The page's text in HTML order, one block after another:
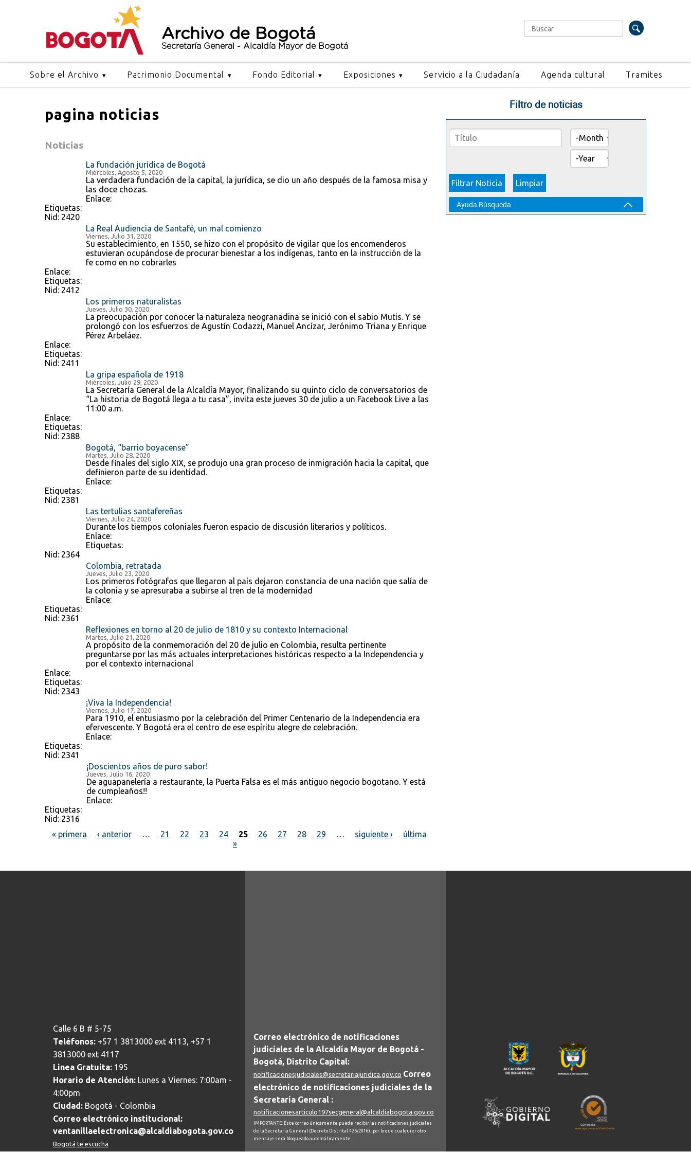
Archivo de Bogotá
Secretaría General - Alcaldía Mayor de Bogotá
Formulario de búsqueda
Buscar
Sobre el Archivo Patrimonio Documental Fondo Editorial Exposiciones Servicio a la Ciudadanía Agenda cultural Tramites
pagina noticias
Noticias
La fundación jurídica de Bogotá
Miércoles, Agosto 5, 2020
La verdadera fundación de la capital, la jurídica, se dio un año después de la famosa misa y
las doce chozas.
Enlace:
Etiquetas:
Nid: 2420
La Real Audiencia de Santafé, un mal comienzo
Viernes, Julio 31, 2020
Su establecimiento, en 1550, se hizo con el propósito de vigilar que los encomenderos
estuvieran ocupándose de procurar bienestar a los indígenas, tanto en la instrucción de la
fe como en no cobrarles
Enlace:
Etiquetas:
Nid: 2412
Los primeros naturalistas
Jueves, Julio 30, 2020
La preocupación por conocer la naturaleza neogranadina se inició con el sabio Mutis. Y se
prolongó con los esfuerzos de Agustín Codazzi, Manuel Ancízar, Jerónimo Triana y Enrique
Pérez Arbeláez.
Enlace:
Etiquetas:
Nid: 2411
La gripa española de 1918
Miércoles, Julio 29, 2020
La Secretaría General de la Alcaldía Mayor, finalizando su quinto ciclo de conversatorios de
“La historia de Bogotá llega a tu casa”, invita este jueves 30 de julio a un Facebook Live a las
11:00 a.m.
Enlace:
Etiquetas:
Nid: 2388
Bogotá, “barrio boyacense”
Martes, Julio 28, 2020
Desde finales del siglo XIX, se produjo una gran proceso de inmigración hacia la capital, que
definieron parte de su identidad.
Enlace:
Etiquetas:
Nid: 2381
Las tertulias santafereñas
Viernes, Julio 24, 2020
Durante los tiempos coloniales fueron espacio de discusión literarios y políticos.
Enlace:
Etiquetas:
Nid: 2364
Colombia, retratada
Jueves, Julio 23, 2020
Los primeros fotógrafos que llegaron al país dejaron constancia de una nación que salía de
la colonia y se apresuraba a subirse al tren de la modernidad
Enlace:
Etiquetas:
Nid: 2361
Reflexiones en torno al 20 de julio de 1810 y su contexto Internacional
Martes, Julio 21, 2020
A propósito de la conmemoración del 20 de julio en Colombia, resulta pertinente
preguntarse por las más actuales interpretaciones históricas respecto a la Independencia y
por el contexto internacional
Enlace:
Etiquetas:
Nid: 2343
¡Viva la Independencia!
Viernes, Julio 17, 2020
Para 1910, el entusiasmo por la celebración del Primer Centenario de la Independencia era
efervescente. Y Bogotá era el centro de ese espíritu alegre de celebración.
Enlace:
Etiquetas:
Nid: 2341
¡Doscientos años de puro sabor!
Jueves, Julio 16, 2020
De aguapanelería a restaurante, la Puerta Falsa es el más antiguo negocio bogotano. Y está
de cumpleaños!!
Enlace:
Etiquetas:
Nid: 2316
« primera ‹ anterior … 21 22 23 24 25 26 27 28 29 … siguiente ›
última
»
Filtro de noticias
Month
Year
Show
Ayuda Búsqueda
Calle 6 B # 5-75
Teléfonos: +57 1 3813000 ext 4113, +57 1
3813000 ext 4117
Linea Gratuita: 195
Horario de Atención: Lunes a Viernes: 7:00am -
4:00pm
Ciudad: Bogotá - Colombia
Correo electrónico institucional:
ventanillaelectronica@alcaldiabogota.gov.co
Bogotá te escucha
Correo electrónico de notificaciones
judiciales de la Alcaldía Mayor de Bogotá -
Bogotá, Distrito Capital:
notificacionesjudiciales@secretariajuridica.gov.co Correo
electrónico de notificaciones judiciales de la
Secretaría General :
notificacionesarticulo197secgeneral@alcaldiabogota.gov.co
IMPORTANTE: Este correo únicamente puede recibir las notificaciones judiciales
de la Secretaría General (Decreto Distrital 425/2016), por lo que cualquier otro
mensaje será bloqueado automáticamente